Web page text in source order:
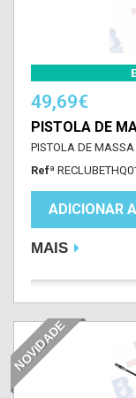
49,69€
PISTOLA DE
PISTOLA DE
Refª
ADICIONAR
MAIS
NOVIDADE